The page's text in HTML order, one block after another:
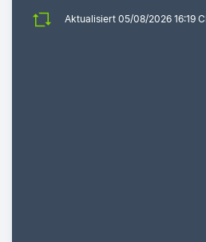
Aktualisiert 05/08/2026 16:19